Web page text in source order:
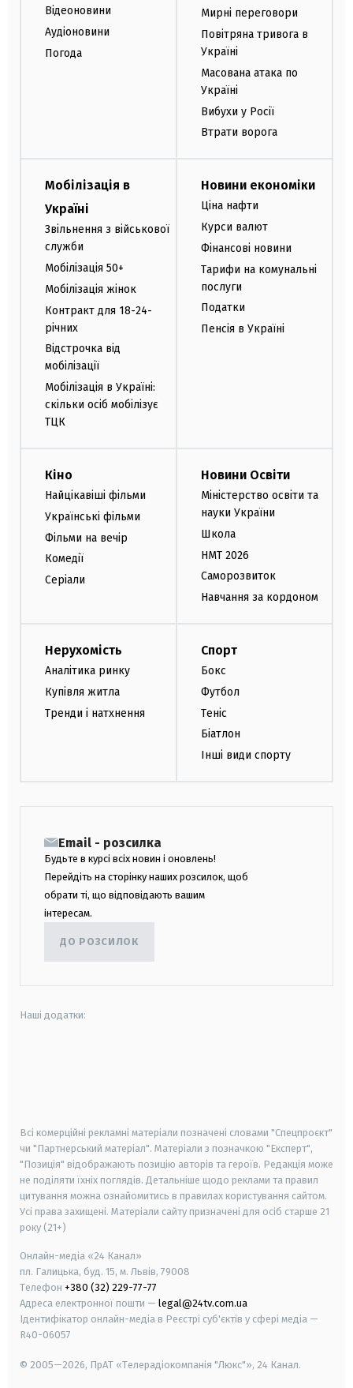
Відеоновини
Аудіоновини
Погода
Мирні переговори
Повітряна тривога в
Україні
Масована атака по
Україні
Вибухи у Росії
Втрати ворога
Мобілізація в
Україні
Звільнення з військової
служби
Мобілізація 50+
Мобілізація жінок
Контракт для 18-24-
річних
Відстрочка від
мобілізації
Мобілізація в Україні:
скільки осіб мобілізує
ТЦК
Новини економіки
Ціна нафти
Курси валют
Фінансові новини
Тарифи на комунальні
послуги
Податки
Пенсія в Україні
Кіно
Найцікавіші фільми
Українські фільми
Фільми на вечір
Комедії
Серіали
Новини Освіти
Міністерство освіти та
науки України
Школа
НМТ 2026
Саморозвиток
Навчання за кордоном
Нерухомість
Аналітика ринку
Купівля житла
Тренди і натхнення
Спорт
Бокс
Футбол
Теніс
Біатлон
Інші види спорту
Email - розсилка
Будьте в курсі всіх новин і оновлень!
Перейдіть на сторінку наших розсилок, щоб
обрати ті, що відповідають вашим
інтересам.
ДО РОЗСИЛОК
Наші додатки:
Всі комерційні рекламні матеріали позначені словами "Спецпроєкт"
чи "Партнерський матеріал". Матеріали з позначкою "Експерт",
"Позиція" відображають позицію авторів та героїв. Редакція може
не поділяти їхніх поглядів. Детальніше щодо реклами та правил
цитування можна ознайомитись в правилах користування сайтом.
Усі права захищені. Матеріали сайту призначені для осіб старше 21
року (21+)
Онлайн-медіа «24 Канал»
пл. Галицька, буд. 15, м. Львів, 79008
Телефон +380 (32) 229-77-77
Адреса електронної пошти — legal@24tv.com.ua
Ідентифікатор онлайн-медіа в Реєстрі суб'єктів у сфері медіа —
R40-06057
© 2005—2026, ПрАТ «Телерадіокомпанія "Люкс"», 24 Канал.